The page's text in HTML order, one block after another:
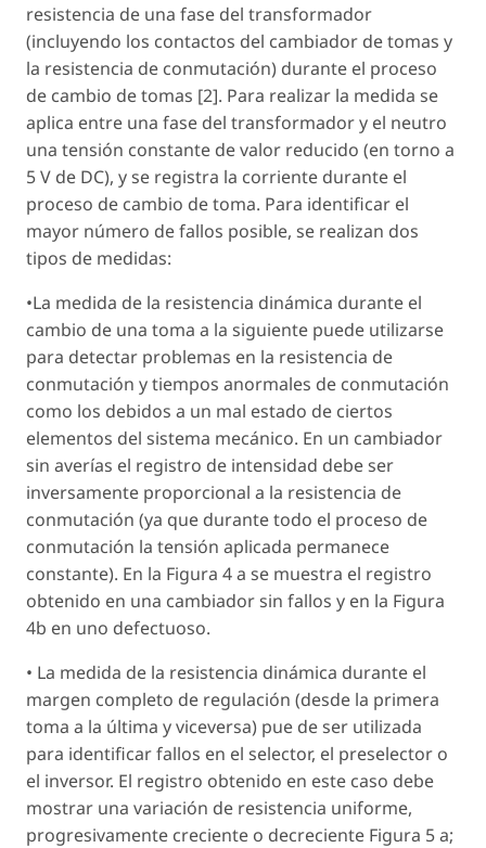
resistencia de una fase del transformador
(incluyendo los contactos del cambiador de tomas y
la resistencia de conmutación) durante el proceso
de cambio de tomas [2]. Para realizar la medida se
aplica entre una fase del transformador y el neutro
una tensión constante de valor reducido (en torno a
5 V de DC), y se registra la corriente durante el
proceso de cambio de toma. Para identificar el
mayor número de fallos posible, se realizan dos
tipos de medidas:
•La medida de la resistencia dinámica durante el
cambio de una toma a la siguiente puede utilizarse
para detectar problemas en la resistencia de
conmutación y tiempos anormales de conmutación
como los debidos a un mal estado de ciertos
elementos del sistema mecánico. En un cambiador
sin averías el registro de intensidad debe ser
inversamente proporcional a la resistencia de
conmutación (ya que durante todo el proceso de
conmutación la tensión aplicada permanece
constante). En la Figura 4 a se muestra el registro
obtenido en una cambiador sin fallos y en la Figura
4b en uno defectuoso.
• La medida de la resistencia dinámica durante el
margen completo de regulación (desde la primera
toma a la última y viceversa) pue de ser utilizada
para identificar fallos en el selector, el preselector o
el inversor. El registro obtenido en este caso debe
mostrar una variación de resistencia uniforme,
progresivamente creciente o decreciente Figura 5 a;